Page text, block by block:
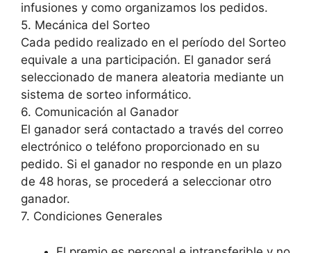
infusiones y como organizamos los pedidos.
5. Mecánica del Sorteo
Cada pedido realizado en el período del Sorteo
equivale a una participación. El ganador será
seleccionado de manera aleatoria mediante un
sistema de sorteo informático.
6. Comunicación al Ganador
El ganador será contactado a través del correo
electrónico o teléfono proporcionado en su
pedido. Si el ganador no responde en un plazo
de 48 horas, se procederá a seleccionar otro
ganador.
7. Condiciones Generales